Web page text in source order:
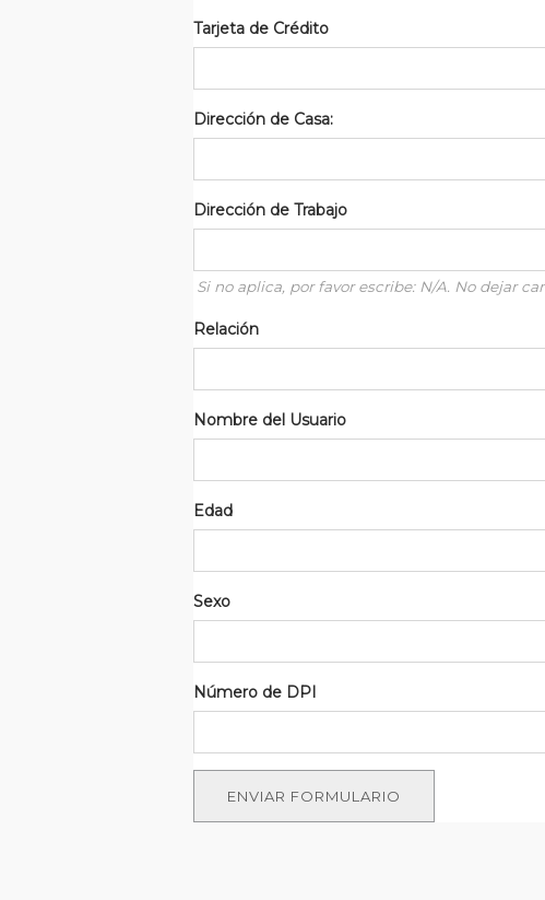
Tarjeta de Crédito
Dirección de Casa:
Dirección de Trabajo
Si no aplica, por favor escribe: N/A. No dejar
Relación
Nombre del Usuario
Edad
Sexo
Número de DPI